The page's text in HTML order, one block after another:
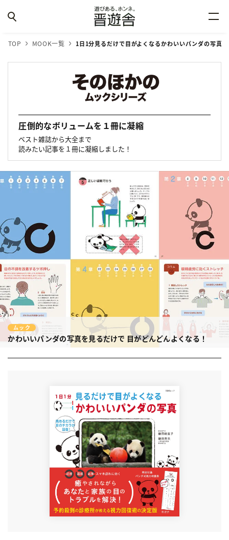
TOP MOOK一覧 1日1分見るだけで目がよくなるかわいいパンダの写真
圧倒的なボリュームを１冊に凝縮
ベスト雑誌から大全まで
読みたい記事を１冊に凝縮しました！
ムック
かわいいパンダの写真を見るだけで 目がどんどんよくなる！